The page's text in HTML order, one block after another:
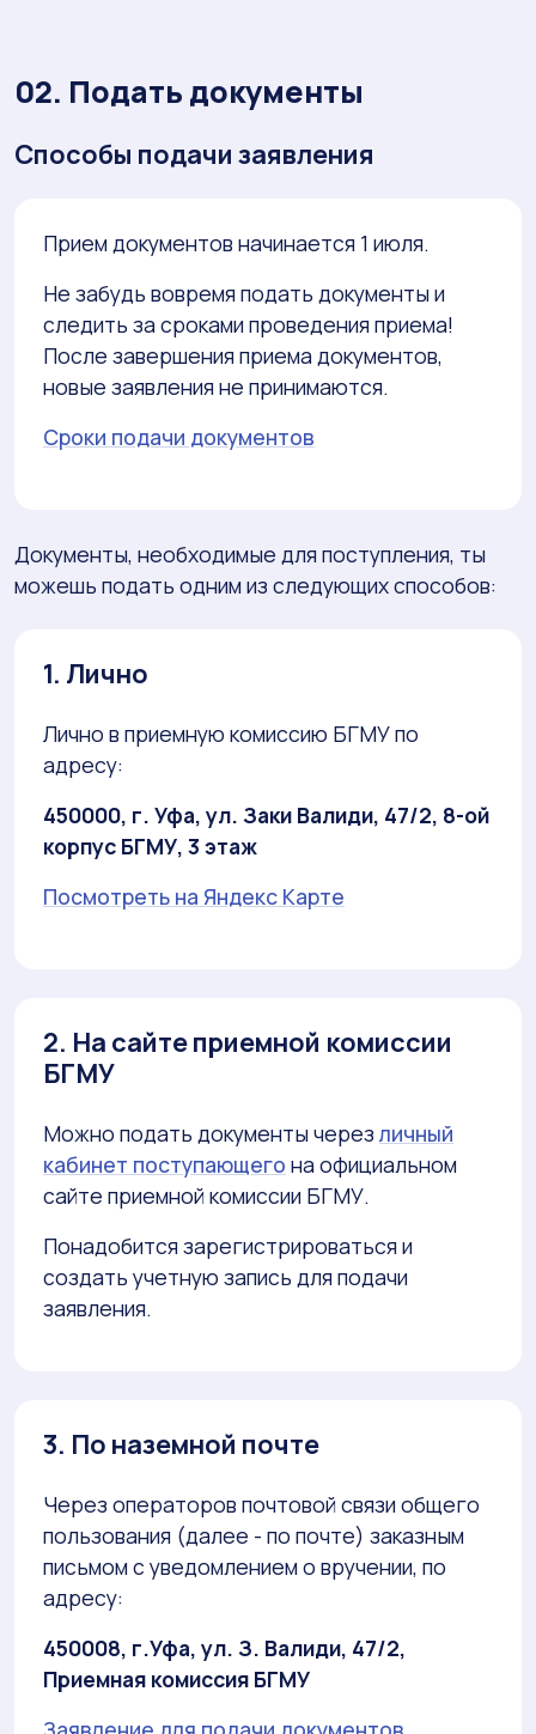
02. Подать документы
Способы подачи заявления
Прием документов начинается 1 июля.
Не забудь вовремя подать документы и
следить за сроками проведения приема!
После завершения приема документов,
новые заявления не принимаются.
Сроки подачи документов
Документы, необходимые для поступления, ты
можешь подать одним из следующих способов:
1. Лично
Лично в приемную комиссию БГМУ по
адресу:
450000, г. Уфа, ул. Заки Валиди, 47/2, 8-ой
корпус БГМУ, 3 этаж
Посмотреть на Яндекс Карте
2. На сайте приемной комиссии
БГМУ
Можно подать документы через личный
кабинет поступающего на официальном
сайте приемной комиссии БГМУ.
Понадобится зарегистрироваться и
создать учетную запись для подачи
заявления.
3. По наземной почте
Через операторов почтовой связи общего
пользования (далее - по почте) заказным
письмом с уведомлением о вручении, по
адресу:
450008, г.Уфа, ул. З. Валиди, 47/2,
Приемная комиссия БГМУ